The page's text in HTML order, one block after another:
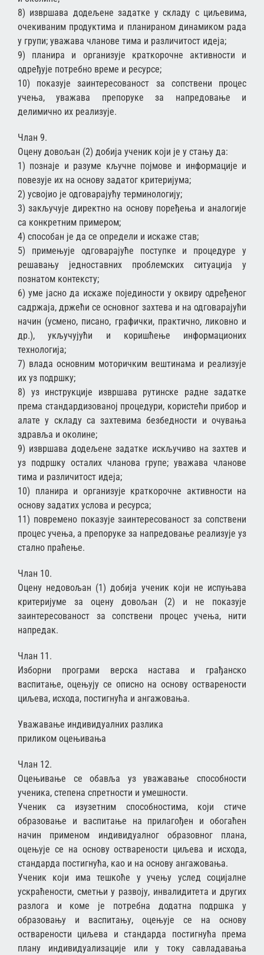
8) извршава додељене задатке у складу с циљевима,
очекиваним продуктима и планираном динамиком рада
у групи; уважава чланове тима и различитост идеја;
9) планира и организује краткорочне активности и
одређује потребно време и ресурсе;
10) показује заинтересованост за сопствени процес
учења, уважава препоруке за напредовање и
делимично их реализује.
Члан 9.
Оцену довољан (2) добија ученик који је у стању да:
1) познаје и разуме кључне појмове и информације и
повезује их на основу задатог критеријума;
2) усвојио је одговарајућу терминологију;
3) закључује директно на основу поређења и аналогије
са конкретним примером;
4) способан је да се определи и искаже став;
5) примењује одговарајуће поступке и процедуре у
решавању једноставних проблемских ситуација у
познатом контексту;
6) уме јасно да искаже појединости у оквиру одређеног
садржаја, држећи се основног захтева и на одговарајући
начин (усмено, писано, графички, практично, ликовно и
др.), укључујући и коришћење информационих
технологија;
7) влада основним моторичким вештинама и реализује
их уз подршку;
8) уз инструкције извршава рутинске радне задатке
према стандардизованој процедури, користећи прибор и
алате у складу са захтевима безбедности и очувања
здравља и околине;
9) извршава додељене задатке искључиво на захтев и
уз подршку осталих чланова групе; уважава чланове
тима и различитост идеја;
10) планира и организује краткорочне активности на
основу задатих услова и ресурса;
11) повремено показује заинтересованост за сопствени
процес учења, а препоруке за напредовање реализује уз
стално праћење.
Члан 10.
Оцену недовољан (1) добија ученик који не испуњава
критеријуме за оцену довољан (2) и не показује
заинтересованост за сопствени процес учења, нити
напредак.
Члан 11.
Изборни програми верска настава и грађанско
васпитање, оцењују се описно на основу остварености
циљева, исхода, постигнућа и ангажовања.
Уважавање индивидуалних разлика
приликом оцењивања
Члан 12.
Оцењивање се обавља уз уважавање способности
ученика, степена спретности и умешности.
Ученик са изузетним способностима, који стиче
образовање и васпитање на прилагођен и обогаћен
начин применом индивидуалног образовног плана,
оцењује се на основу остварености циљева и исхода,
стандарда постигнућа, као и на основу ангажовања.
Ученик који има тешкоће у учењу услед социјалне
ускраћености, сметњи у развоју, инвалидитета и других
разлога и коме је потребна додатна подршка у
образовању и васпитању, оцењује се на основу
остварености циљева и стандарда постигнућа према
плану индивидуализације или у току савладавања